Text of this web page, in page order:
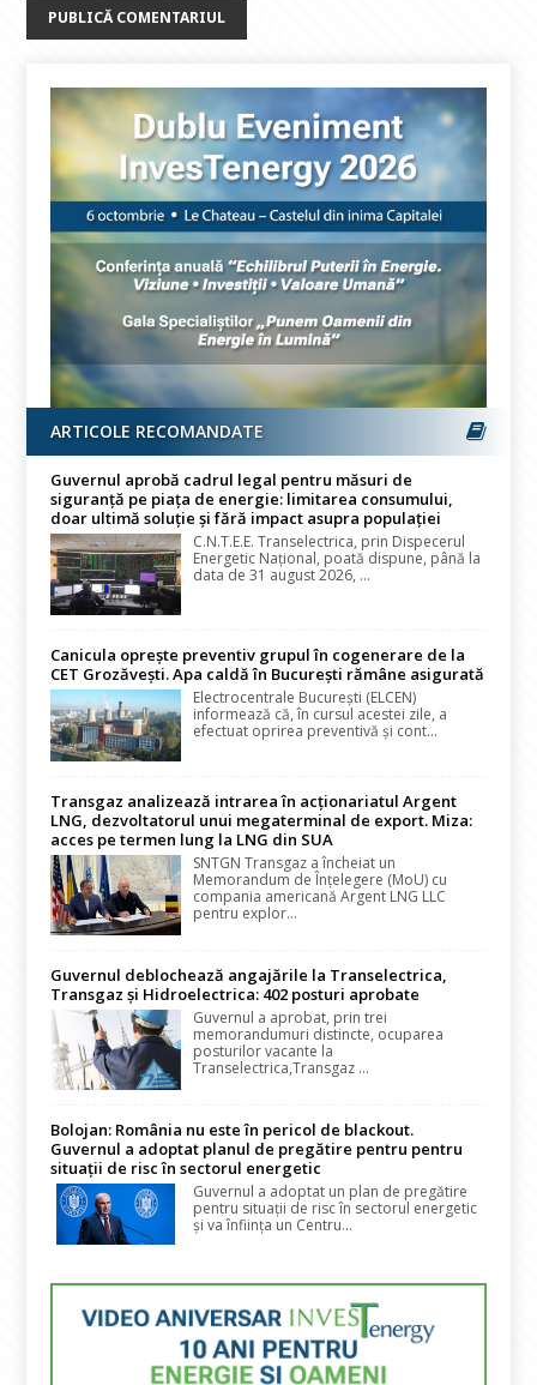
ARTICOLE RECOMANDATE
Guvernul aprobă cadrul legal pentru măsuri de
siguranță pe piața de energie: limitarea consumului,
doar ultimă soluție și fără impact asupra populației
C.N.T.E.E. Transelectrica, prin Dispecerul
Energetic Național, poată dispune, până la
data de 31 august 2026, ...
Canicula oprește preventiv grupul în cogenerare de la
CET Grozăvești. Apa caldă în București rămâne asigurată
Electrocentrale București (ELCEN)
informează că, în cursul acestei zile, a
efectuat oprirea preventivă și cont...
Transgaz analizează intrarea în acționariatul Argent
LNG, dezvoltatorul unui megaterminal de export. Miza:
acces pe termen lung la LNG din SUA
SNTGN Transgaz a încheiat un
Memorandum de Înțelegere (MoU) cu
compania americană Argent LNG LLC
pentru explor...
Guvernul deblochează angajările la Transelectrica,
Transgaz și Hidroelectrica: 402 posturi aprobate
Guvernul a aprobat, prin trei
memorandumuri distincte, ocuparea
posturilor vacante la
Transelectrica,Transgaz ...
Bolojan: România nu este în pericol de blackout.
Guvernul a adoptat planul de pregătire pentru pentru
situații de risc în sectorul energetic
Guvernul a adoptat un plan de pregătire
pentru situații de risc în sectorul energetic
și va înființa un Centru...